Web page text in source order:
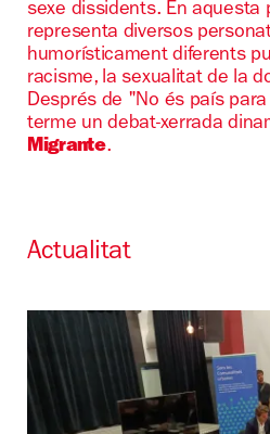
sexe dissidents. En aquesta
representa diversos
humorísticament diferents
racisme, la sexualitat de la
Després de "No és país
terme un debat-xerrada
Migrante.
Actualitat